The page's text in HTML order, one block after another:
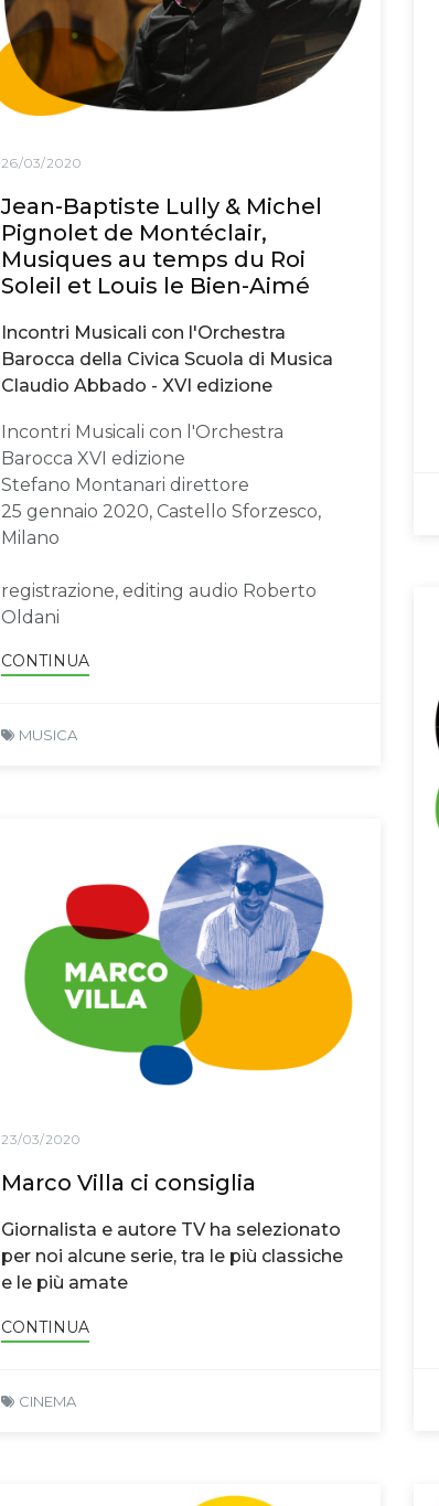
26/03/2020
Jean-Baptiste Lully & Michel
Pignolet de Montéclair,
Musiques au temps du Roi
Soleil et Louis le Bien-Aimé
Incontri Musicali con l'Orchestra
Barocca della Civica Scuola di Musica
Claudio Abbado - XVI edizione
Incontri Musicali con l'Orchestra
Barocca XVI edizione
Stefano Montanari direttore
25 gennaio 2020, Castello Sforzesco,
Milano
registrazione, editing audio Roberto
Oldani
CONTINUA
MUSICA
23/03/2020
Marco Villa ci consiglia
Giornalista e autore TV ha selezionato
per noi alcune serie, tra le più classiche
e le più amate
CONTINUA
CINEMA